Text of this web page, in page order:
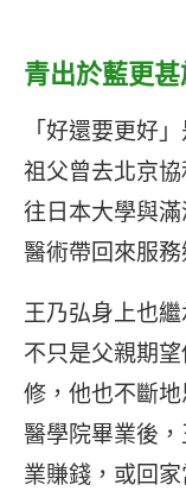
青出於藍更
「好還要更好
祖父曾去北京
往日本大學與
醫術帶回來服務
王乃弘身上也
不只是父親期
修，他也不斷
醫學院畢業後
業賺錢，或回